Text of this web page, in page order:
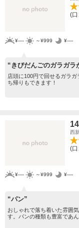
(
¥---- ～¥999 ¥----
“きびだんごのガラガラ
店頭に100円で回せるガラ
ち帰りもできます！
14
西
(
¥---- ～¥999 ¥----
“パン”
おしゃれで落ち着いた雰囲
す。パンの種類も豊富であん